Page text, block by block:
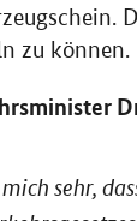
zu können.
sehr,